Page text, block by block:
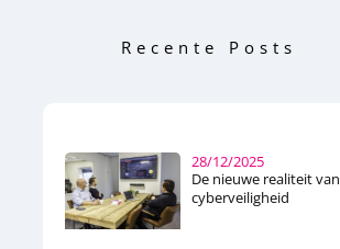
Recente Posts
28/12/2025
De nieuwe realiteit van
cyberveiligheid